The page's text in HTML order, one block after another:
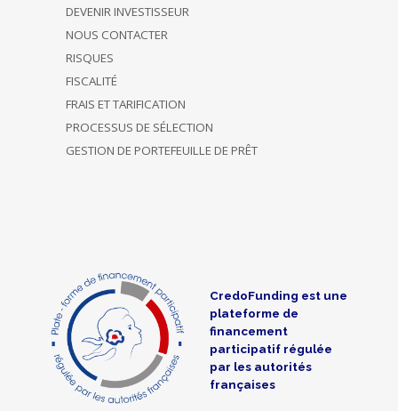
DEVENIR INVESTISSEUR
NOUS CONTACTER
RISQUES
FISCALITÉ
FRAIS ET TARIFICATION
PROCESSUS DE SÉLECTION
GESTION DE PORTEFEUILLE DE PRÊT
CredoFunding est une
plateforme de
financement
participatif régulée
par les autorités
françaises